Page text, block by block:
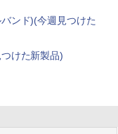
ンド)(今週見つけた
けた新製品)